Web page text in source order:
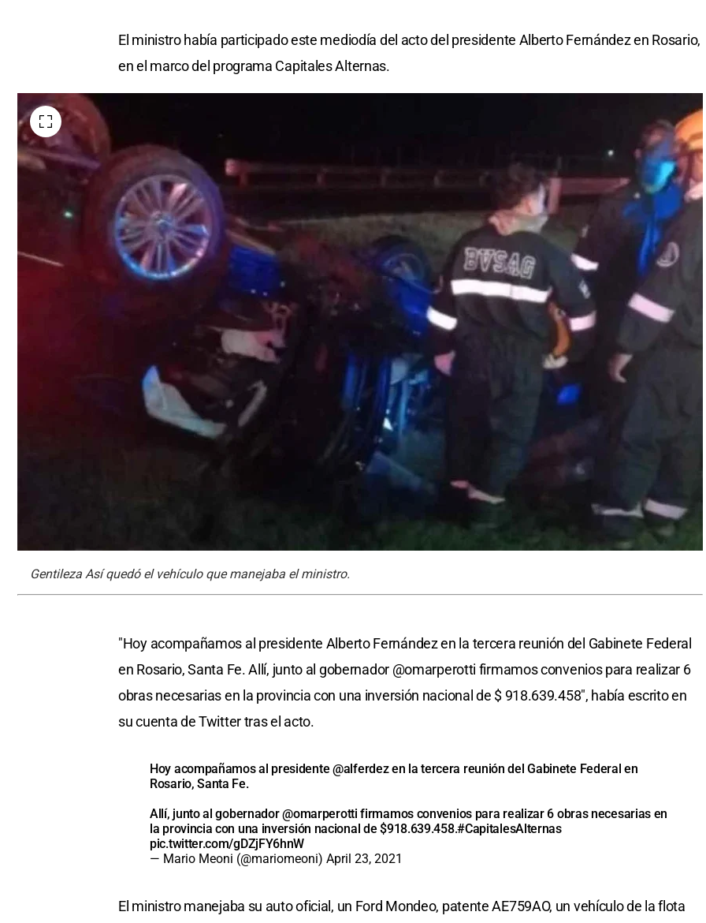
El ministro había participado este mediodía del acto del presidente Alberto Fernández en Rosario,
en el marco del programa Capitales Alternas.
Gentileza Así quedó el vehículo que manejaba el ministro.
"Hoy acompañamos al presidente Alberto Fernández en la tercera reunión del Gabinete Federal
en Rosario, Santa Fe. Allí, junto al gobernador @omarperotti firmamos convenios para realizar 6
obras necesarias en la provincia con una inversión nacional de $ 918.639.458", había escrito en
su cuenta de Twitter tras el acto.
Hoy acompañamos al presidente @alferdezen la tercera reunión del Gabinete Federal en
Rosario, Santa Fe.
Allí, junto al gobernador@omarperotti firmamos convenios para realizar 6 obras necesarias en
la provincia con una inversión nacional de $918.639.458.#CapitalesAlternas
pic.twitter.com/gDZjFY6hnW
— Mario Meoni (@mariomeoni) April 23, 2021
El ministro manejaba su auto oficial, un Ford Mondeo, patente AE759AO, un vehículo de la flota